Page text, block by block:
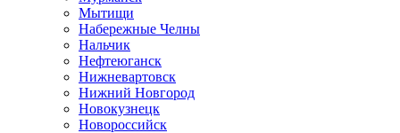
Мытищи
Набережные Челны
Нальчик
Нефтеюганск
Нижневартовск
Нижний Новгород
Новокузнецк
Новороссийск